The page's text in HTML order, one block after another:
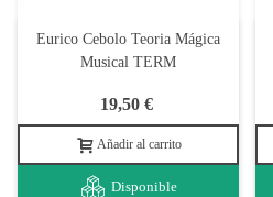
Eurico Cebolo Teoria Mágica
Musical TERM
19,50 €
Añadir al carrito
Disponible